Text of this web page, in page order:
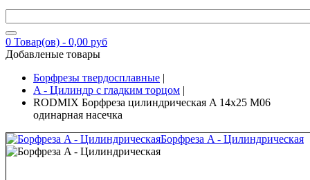
0 Товар(ов) - 0,00 руб
Добавленые товары
Борфрезы твердосплавные |
A - Цилиндр с гладким торцом |
RODMIX Борфреза цилиндрическая A 14х25 M06
одинарная насечка
Борфреза A - Цилиндрическая